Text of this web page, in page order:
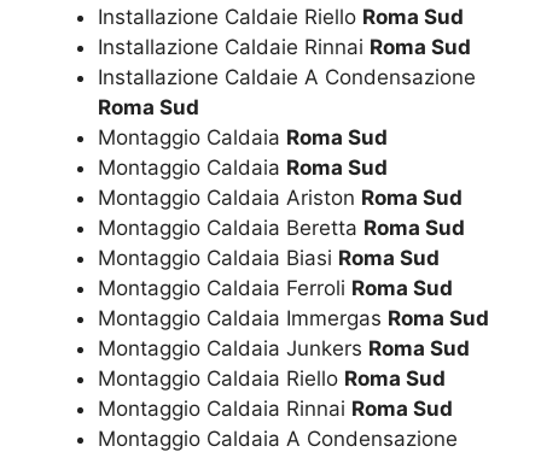
Installazione Caldaie Riello Roma Sud
Installazione Caldaie Rinnai Roma Sud
Installazione Caldaie A Condensazione
Roma Sud
Montaggio Caldaia Roma Sud
Montaggio Caldaia Roma Sud
Montaggio Caldaia Ariston Roma Sud
Montaggio Caldaia Beretta Roma Sud
Montaggio Caldaia Biasi Roma Sud
Montaggio Caldaia Ferroli Roma Sud
Montaggio Caldaia Immergas Roma Sud
Montaggio Caldaia Junkers Roma Sud
Montaggio Caldaia Riello Roma Sud
Montaggio Caldaia Rinnai Roma Sud
Montaggio Caldaia A Condensazione